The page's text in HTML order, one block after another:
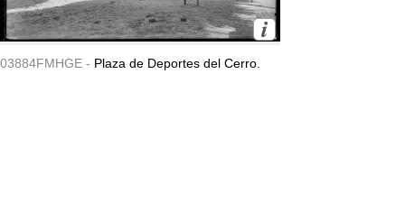
03884FMHGE - Plaza de Deportes del Cerro.